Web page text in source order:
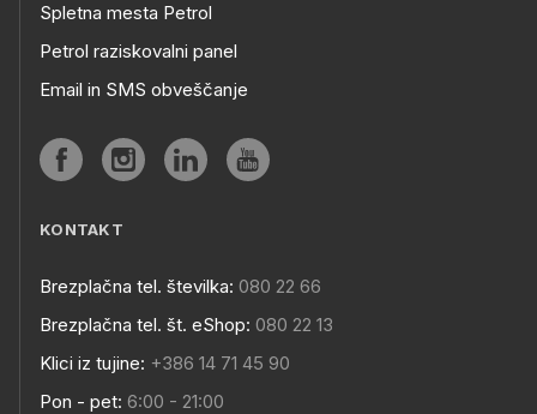
Spletna mesta Petrol
Petrol raziskovalni panel
Email in SMS obveščanje
KONTAKT
Brezplačna tel. številka: 080 22 66
Brezplačna tel. št. eShop: 080 22 13
Klici iz tujine: +386 14 71 45 90
Pon - pet: 6:00 - 21:00